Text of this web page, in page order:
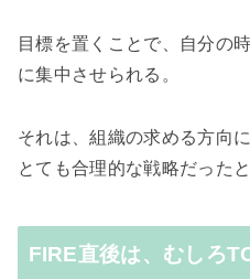
目標を置くことで、自分の
に集中させられる。
それは、組織の求める方向
とても合理的な戦略だったと
FIRE直後は、むしろ